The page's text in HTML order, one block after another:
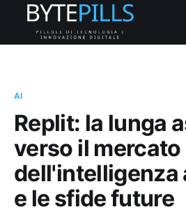
AI
Replit: la lunga
verso il mercato
e le sfide future